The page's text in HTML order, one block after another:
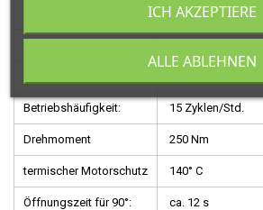
230V /230 V
Betriebshäufigkeit: 15 Zyklen/Std.
Drehmoment 250 Nm
termischer Motorschutz 140° C
Öffnungszeit für 90°: ca. 12 s
ALLE ABLEHNEN
ICH AKZEPTIERE